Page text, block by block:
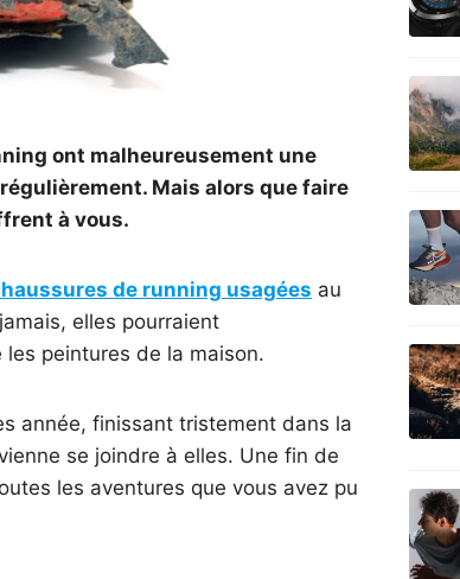
ont malheureusement une
Mais alors que faire
à vous.
de running usagées au
elles pourraient
peintures de la maison.
année, finissant tristement dans la
se joindre à elles. Une fin de
les aventures que vous avez pu